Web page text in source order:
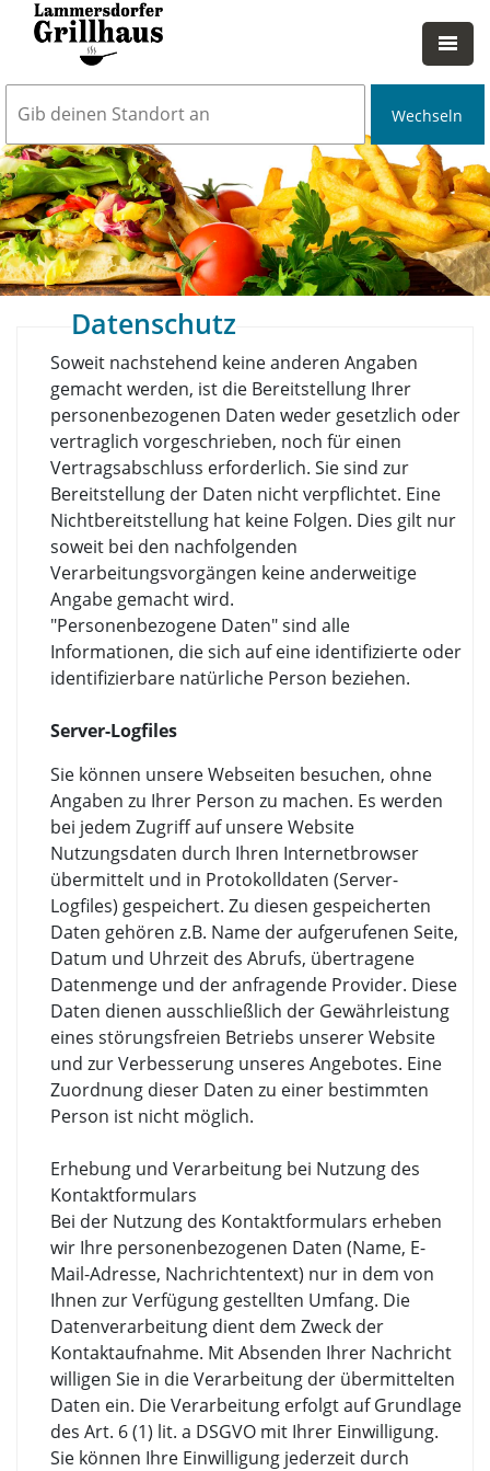
Wechseln
Datenschutz
Soweit nachstehend keine anderen Angaben
gemacht werden, ist die Bereitstellung Ihrer
personenbezogenen Daten weder gesetzlich oder
vertraglich vorgeschrieben, noch für einen
Vertragsabschluss erforderlich. Sie sind zur
Bereitstellung der Daten nicht verpflichtet. Eine
Nichtbereitstellung hat keine Folgen. Dies gilt nur
soweit bei den nachfolgenden
Verarbeitungsvorgängen keine anderweitige
Angabe gemacht wird.
"Personenbezogene Daten" sind alle
Informationen, die sich auf eine identifizierte oder
identifizierbare natürliche Person beziehen.
Server-Logfiles
Sie können unsere Webseiten besuchen, ohne
Angaben zu Ihrer Person zu machen. Es werden
bei jedem Zugriff auf unsere Website
Nutzungsdaten durch Ihren Internetbrowser
übermittelt und in Protokolldaten (Server-
Logfiles) gespeichert. Zu diesen gespeicherten
Daten gehören z.B. Name der aufgerufenen Seite,
Datum und Uhrzeit des Abrufs, übertragene
Datenmenge und der anfragende Provider. Diese
Daten dienen ausschließlich der Gewährleistung
eines störungsfreien Betriebs unserer Website
und zur Verbesserung unseres Angebotes. Eine
Zuordnung dieser Daten zu einer bestimmten
Person ist nicht möglich.
Erhebung und Verarbeitung bei Nutzung des
Kontaktformulars
Bei der Nutzung des Kontaktformulars erheben
wir Ihre personenbezogenen Daten (Name, E-
Mail-Adresse, Nachrichtentext) nur in dem von
Ihnen zur Verfügung gestellten Umfang. Die
Datenverarbeitung dient dem Zweck der
Kontaktaufnahme. Mit Absenden Ihrer Nachricht
willigen Sie in die Verarbeitung der übermittelten
Daten ein. Die Verarbeitung erfolgt auf Grundlage
des Art. 6 (1) lit. a DSGVO mit Ihrer Einwilligung.
Sie können Ihre Einwilligung jederzeit durch